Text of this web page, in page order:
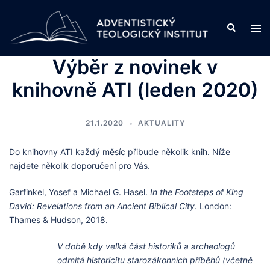
content
Search
Výběr z novinek v
knihovně ATI (leden 2020)
21.1.2020 AKTUALITY
Do knihovny ATI každý měsíc přibude několik knih. Níže
najdete několik doporučení pro Vás.
Garfinkel, Yosef a Michael G. Hasel. In the Footsteps of King
David: Revelations from an Ancient Biblical City. London:
Thames & Hudson, 2018.
V době kdy velká část historiků a archeologů
odmítá historicitu starozákonních příběhů (včetně